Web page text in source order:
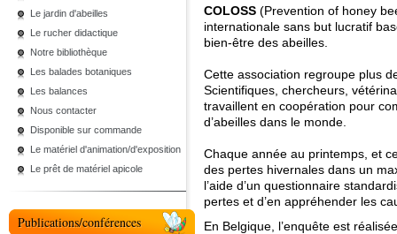
Le jardin d'abeilles
Le rucher didactique
Notre bibliothèque
Les balades botaniques
Les balances
Nous contacter
Disponible sur commande
Le matériel d'animation/d'exposition
Le prêt de matériel apicole
Publications/conférences
COLOSS (Prevention of honey
internationale sans but lucratif
bien-être des abeilles.
Cette association regroupe plus
Scientifiques, chercheurs,
travaillent en coopération pour
d’abeilles dans le monde.
Chaque année au printemps, et
des pertes hivernales dans un
l’aide d’un questionnaire
pertes et d’en appréhender les
En Belgique, l’enquête est